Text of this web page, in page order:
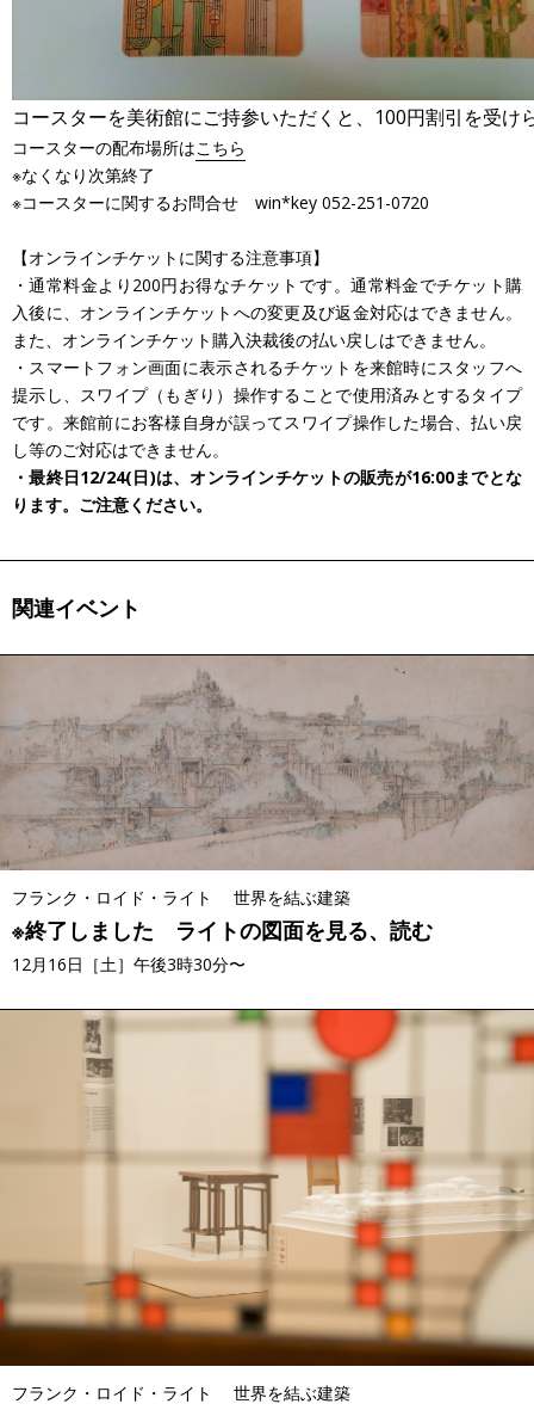
コースターを美術館にご持参いただくと、100円割引を受け
コースターの配布場所はこちら
※なくなり次第終了
※コースターに関するお問合せ win*key 052-251-0720
【オンラインチケットに関する注意事項】
・通常料金より200円お得なチケットです。通常料金でチケット購
入後に、オンラインチケットへの変更及び返金対応はできません。
また、オンラインチケット購入決裁後の払い戻しはできません。
・スマートフォン画面に表示されるチケットを来館時にスタッフへ
提示し、スワイプ（もぎり）操作することで使用済みとするタイプ
です。来館前にお客様自身が誤ってスワイプ操作した場合、払い戻
し等のご対応はできません。
・最終日12/24(日)は、オンラインチケットの販売が16:00までとな
ります。ご注意ください。
関連イベント
フランク・ロイド・ライト 世界を結ぶ建築
※終了しました ライトの図面を見る、読む
12月16日［土］午後3時30分〜
フランク・ロイド・ライト 世界を結ぶ建築